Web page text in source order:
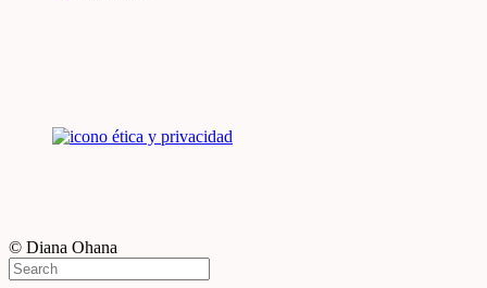
© Diana Ohana